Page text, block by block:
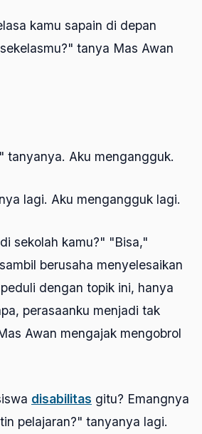
kamu sapain di depan
tanya Mas Awan
tanyanya. Aku mengangguk.
lagi. Aku mengangguk lagi.
sekolah kamu?" "Bisa,"
berusaha menyelesaikan
dengan topik ini, hanya
perasaanku menjadi tak
Awan mengajak mengobrol
disabilitas gitu? Emangnya
pelajaran?" tanyanya lagi.